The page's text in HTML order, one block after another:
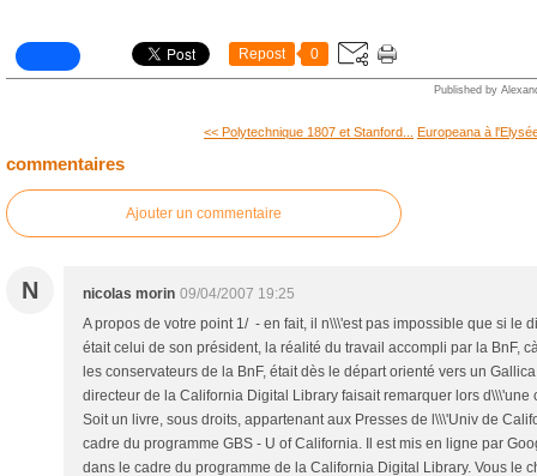
Repost 0
Published by
<< Polytechnique 1807 et Stanford... Europeana à
commentaires
Ajouter un commentaire
N nicolas morin 09/04/2007 19:25
A propos de votre point 1/ - en fait, il n\\\'est pas impossible que si le
était celui de son président, la réalité du travail accompli par la BnF,
les conservateurs de la BnF, était dès le départ orienté vers un
directeur de la California Digital Library faisait remarquer lors d\\\'une
Soit un livre, sous droits, appartenant aux Presses de l\\\'Univ de
cadre du programme GBS - U of California. Il est mis en ligne par
dans le cadre du programme de la California Digital Library. Vous le